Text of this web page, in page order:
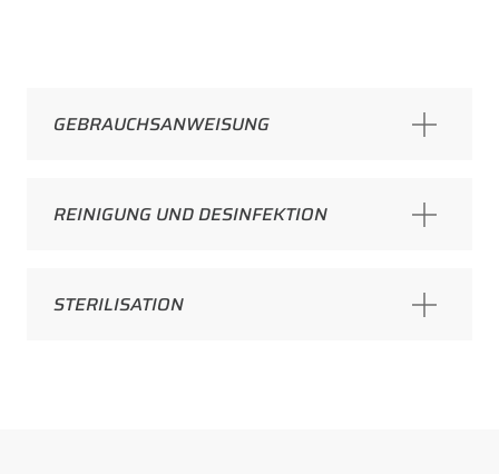
GEBRAUCHSANWEISUNG
REINIGUNG UND DESINFEKTION
STERILISATION